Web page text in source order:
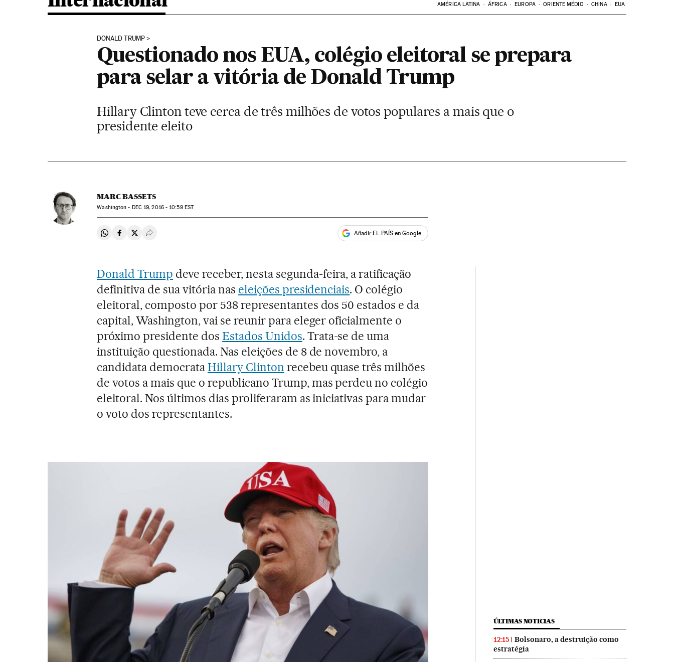
AMÉRICA LATINA ÁFRICA EUROPA ORIENTE MÉDIO CHINA EUA
DONALD TRUMP
Questionado nos EUA, colégio eleitoral se prepara
para selar a vitória de Donald Trump
Hillary Clinton teve cerca de três milhões de votos populares a mais que o
presidente eleito
MARC BASSETS
Washington - DEC19, 2016 - 10:59EST
Compartir en Whatsapp
Compartir en Facebook
Compartir en Twitter
Desplegar Redes Sociales Añadir EL PAÍS en Google
Donald Trump deve receber, nesta segunda-feira, a ratificação
definitiva de sua vitória nas eleições presidenciais. O colégio
eleitoral, composto por 538 representantes dos 50 estados e da
capital, Washington, vai se reunir para eleger oficialmente o
próximo presidente dos Estados Unidos. Trata-se de uma
instituição questionada. Nas eleições de 8 de novembro, a
candidata democrataHillary Clinton recebeu quase três milhões
de votos a mais que o republicano Trump, mas perdeu no colégio
eleitoral. Nos últimos dias proliferaram as iniciativas para mudar
o voto dos representantes.
ÚLTIMAS NOTICIAS
12:15
Bolsonaro, a destruição como
estratégia